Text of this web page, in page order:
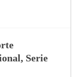
Serie